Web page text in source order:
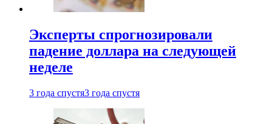
Эксперты спрогнозировали
падение доллара на следующей
неделе
3 года спустя3 года спустя